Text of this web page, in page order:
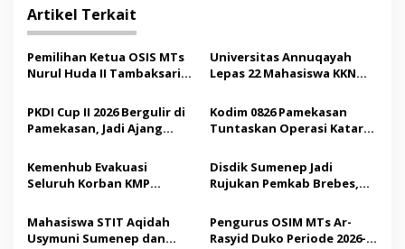
g
a
s
i
p
o
s
Artikel Terkait
Pemilihan Ketua OSIS MTs
Nurul Huda II Tambaksari
Demokrasi bagi Siswa
Universitas Annuqayah
Lepas 22 Mahasiswa KKN
Saudi
PKDI Cup II 2026 Bergulir di
Pamekasan, Jadi Ajang
Madura
Kodim 0826 Pamekasan
Tuntaskan Operasi Katarak
Tindakan Medis
Kemenhub Evakuasi
Seluruh Korban KMP
Operator Diaudit
Disdik Sumenep Jadi
Rujukan Pemkab Brebes,
Pendidikan Berbasis
Budaya
Mahasiswa STIT Aqidah
Usymuni Sumenep dan
Pengurus OSIM MTs Ar-
Rasyid Duko Periode 2026-